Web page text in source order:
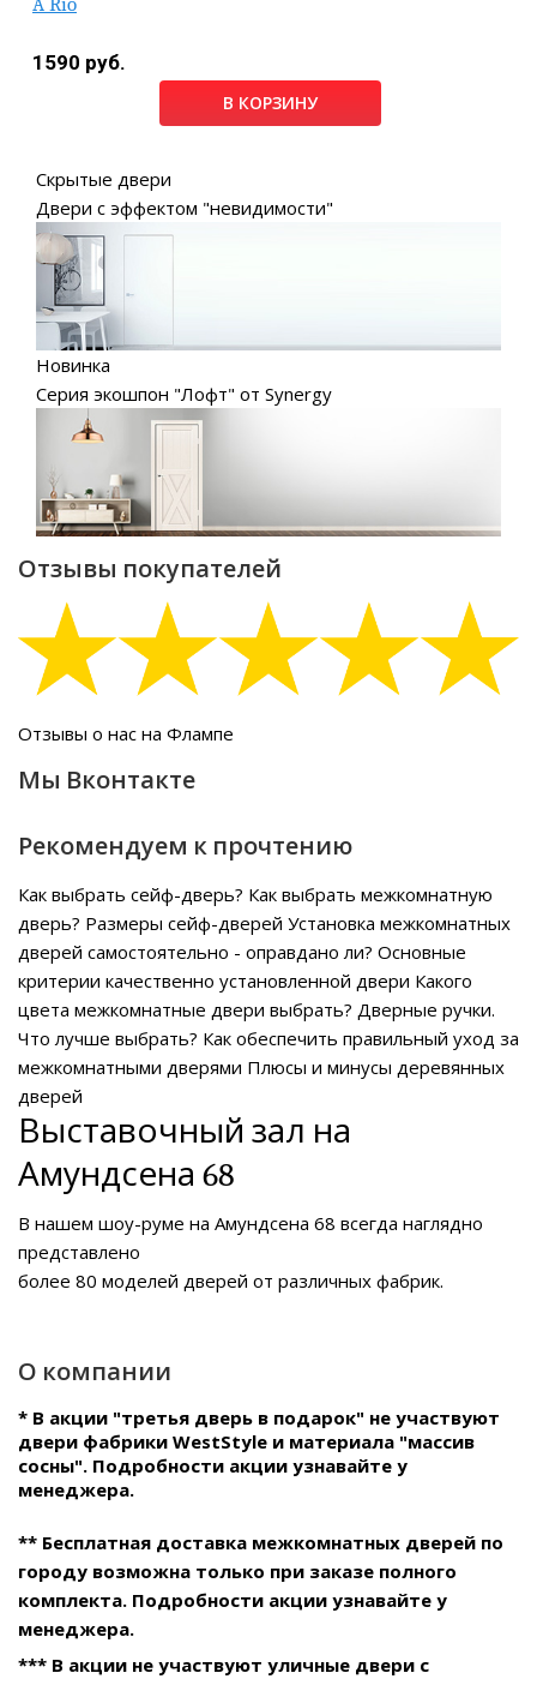
1590 руб.
В КОРЗИНУ
Скрытые двери
Двери с эффектом "невидимости"
Новинка
Серия экошпон "Лофт" от Synergy
Отзывы покупателей
Отзывы о нас на Флампе
Мы Вконтакте
Рекомендуем к прочтению
Как выбрать сейф-дверь? Как выбрать межкомнатную
дверь? Размеры сейф-дверей Установка межкомнатных
дверей самостоятельно - оправдано ли? Основные
критерии качественно установленной двери Какого
цвета межкомнатные двери выбрать? Дверные ручки.
Что лучше выбрать? Как обеспечить правильный уход за
межкомнатными дверями Плюсы и минусы деревянных
дверей
Выставочный зал на
Амундсена 68
В нашем шоу-руме на Амундсена 68 всегда наглядно
представлено
более 80 моделей дверей от различных фабрик.
О компании
* В акции "третья дверь в подарок" не участвуют
двери фабрики WestStyle и материала "массив
сосны". Подробности акции узнавайте у
менеджера.
** Бесплатная доставка межкомнатных дверей по
городу возможна только при заказе полного
комплекта. Подробности акции узнавайте у
менеджера.
*** В акции не участвуют уличные двери с